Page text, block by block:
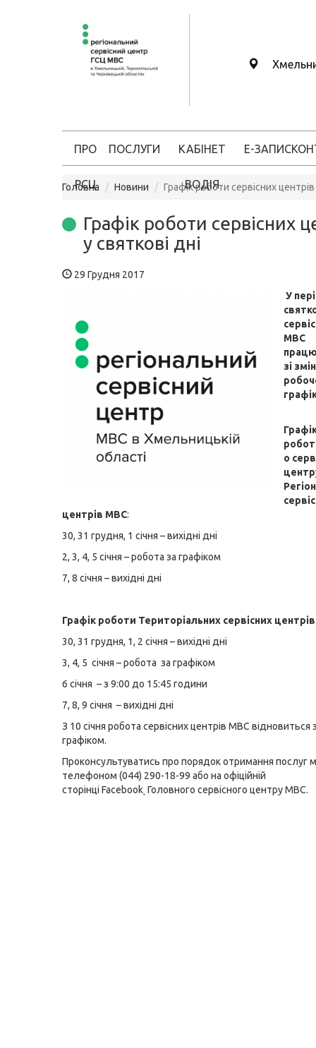
ПРО
РСЦ
ПОСЛУГИ КАБІНЕТ
ВОДІЯ
Е-ЗАПИС
Головна Новини Графік роботи сервісних центрів
Графік роботи сервісних
у святкові дні
29 Грудня 2017
У
МВС
зі
о
центрів МВС:
30, 31 грудня, 1 січня – вихідні дні
2, 3, 4, 5 січня – робота за графіком
7, 8 січня – вихідні дні
Графік роботи Територіальних сервісних
30, 31 грудня, 1, 2 січня – вихідні дні
3, 4, 5 січня – робота за графіком
6 січня – з 9:00 до 15:45 години
7, 8, 9 січня – вихідні дні
З 10 січня робота сервісних центрів МВС відновиться
графіком.
Проконсультуватись про порядок отримання послуг
телефоном (044) 290-18-99 або на офіційній
сторінці Facebook Головного сервісного центру МВС.